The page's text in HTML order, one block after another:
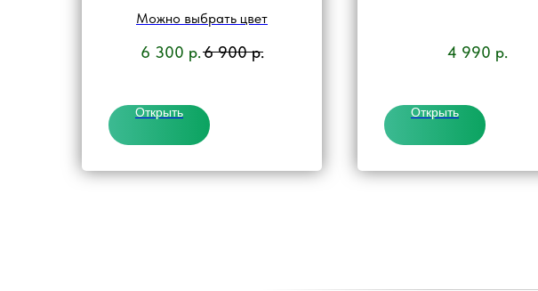
(ЛДСП)
Можно выбрать цвет
6 300 р.6 900 р.
Открыть
4 990 р.
Открыть